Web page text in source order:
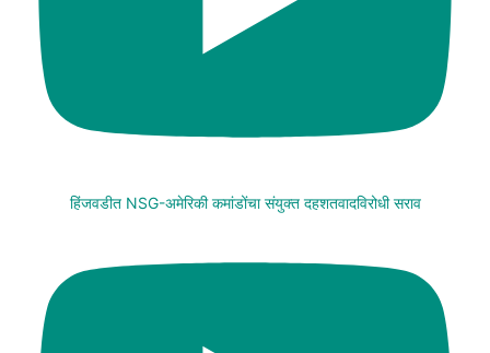
हिंजवडीत NSG-अमेरिकी कमांडोंचा संयुक्त दहशतवादविरोधी सराव